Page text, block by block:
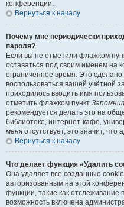
конференции.
Вернуться к началу
Почему мне периодически
пароля?
Если вы не отметили флажком
оставаться под своим именем на
ограниченное время. Это сделано
воспользоваться вашей учётной
приходилось вводить имя
отметить флажком пункт
рекомендуется делать это на
библиотеке, интернет-кафе,
меня отсутствует, это значит,
Вернуться к началу
Что делает функция «Удалить
Она удаляет все созданные
авторизованным на этой
функции, такие как
возможность включена